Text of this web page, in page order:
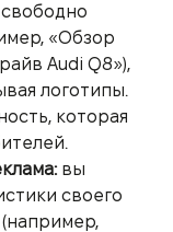
«Обзор
Audi Q8»),
логотипы.
которая
вы
своего